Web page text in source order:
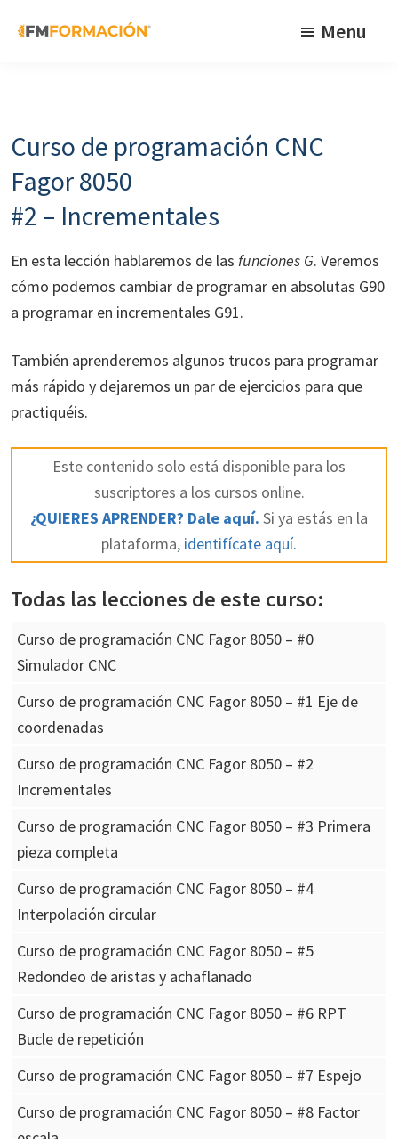
mecánica
Menu
Curso de programación CNC
Fagor 8050
#2 – Incrementales
En esta lección hablaremos de las funciones G. Veremos
cómo podemos cambiar de programar en absolutas G90
a programar en incrementales G91.
También aprenderemos algunos trucos para programar
más rápido y dejaremos un par de ejercicios para que
practiquéis.
Este contenido solo está disponible para los
suscriptores a los cursos online.
¿QUIERES APRENDER? Dale aquí. Si ya estás en la
plataforma, identifícate aquí.
Todas las lecciones de este curso:
Curso de programación CNC Fagor 8050 – #0
Simulador CNC
Curso de programación CNC Fagor 8050 – #1 Eje de
coordenadas
Curso de programación CNC Fagor 8050 – #2
Incrementales
Curso de programación CNC Fagor 8050 – #3 Primera
pieza completa
Curso de programación CNC Fagor 8050 – #4
Interpolación circular
Curso de programación CNC Fagor 8050 – #5
Redondeo de aristas y achaflanado
Curso de programación CNC Fagor 8050 – #6 RPT
Bucle de repetición
Curso de programación CNC Fagor 8050 – #7 Espejo
Curso de programación CNC Fagor 8050 – #8 Factor